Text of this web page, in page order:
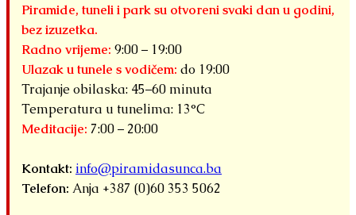
Piramide, tuneli i park su otvoreni svaki dan u godini,
bez izuzetka.
Radno vrijeme: 9:00 – 19:00
Ulazak u tunele s vodičem: do 19:00
Trajanje obilaska: 45–60 minuta
Temperatura u tunelima: 13°C
Meditacije: 7:00 – 20:00
Kontakt: info@piramidasunca.ba
Telefon: Anja +387 (0)60 353 5062